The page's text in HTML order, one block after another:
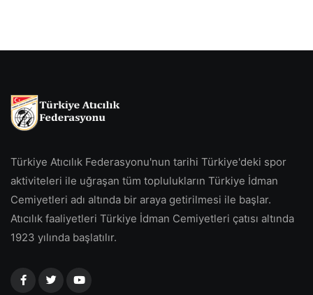
Türkiye Atıcılık Federasyonu'nun tarihi Türkiye'deki spor
aktiviteleri ile uğraşan tüm toplulukların Türkiye İdman
Cemiyetleri adı altında bir araya getirilmesi ile başlar.
Atıcılık faaliyetleri Türkiye İdman Cemiyetleri çatısı altında
1923 yılında başlatılır.